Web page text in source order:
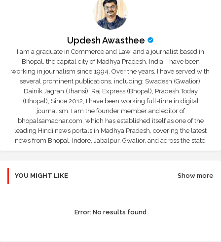
Updesh Awasthee
I am a graduate in Commerce and Law, and a journalist based in
Bhopal, the capital city of Madhya Pradesh, India. I have been
working in journalism since 1994. Over the years, I have served with
several prominent publications, including: Swadesh (Gwalior),
Dainik Jagran (Jhansi), Raj Express (Bhopal), Pradesh Today
(Bhopal); Since 2012, I have been working full-time in digital
journalism. I am the founder member and editor of
bhopalsamachar.com, which has established itself as one of the
leading Hindi news portals in Madhya Pradesh, covering the latest
news from Bhopal, Indore, Jabalpur, Gwalior, and across the state.
YOU MIGHT LIKE Show more
Error: No results found